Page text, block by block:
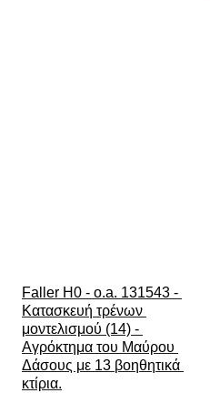
Faller H0 - o.a. 131543 -
Κατασκευή τρένων
μοντελισμού (14) -
Αγρόκτημα του Μαύρου
Δάσους με 13 βοηθητικά
κτίρια.